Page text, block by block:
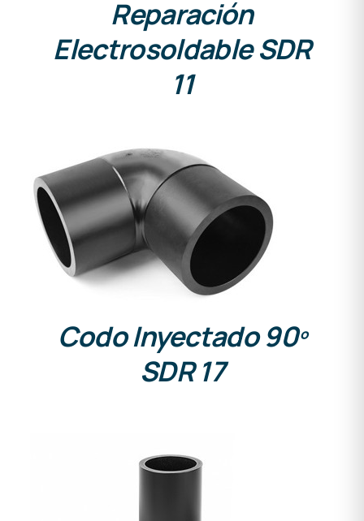
Reparación
Electrosoldable SDR
11
DETALLES
Codo Inyectado 90º
SDR 17